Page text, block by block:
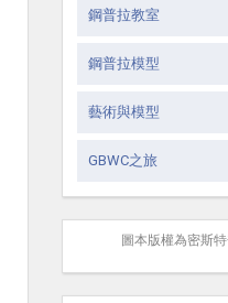
鋼普拉教室
鋼普拉模型
藝術與模型
GBWC之旅
圖本版權為密斯